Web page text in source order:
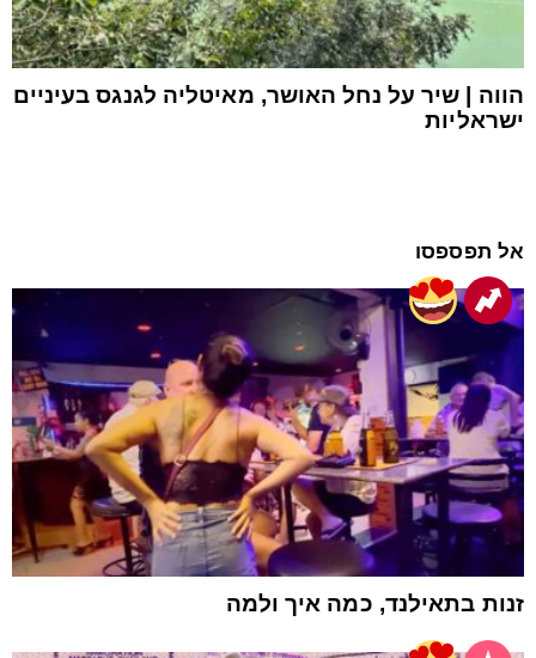
הווה | שיר על נחל האושר, מאיטליה לגנגס בעיניים
ישראליות
אל תפספסו
זנות בתאילנד, כמה איך ולמה